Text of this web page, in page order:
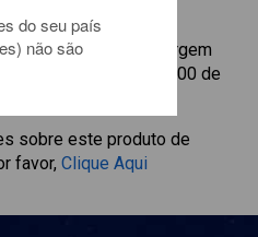
deSynthetix
com margem
execução, até 1:200 de
sobre este produto de
favor, Clique Aqui
do seu país
não são